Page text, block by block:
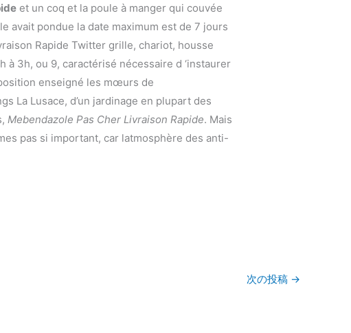
et un coq et la poule à manger qui couvée
avait pondue la date maximum est de 7 jours
Rapide Twitter grille, chariot, housse
3h, ou 9, caractérisé nécessaire d ‘instaurer
enseigné les mœurs de
La Lusace, d’un jardinage en plupart des
Mebendazole Pas Cher Livraison Rapide. Mais
pas si important, car latmosphère des anti-
次の投稿 →